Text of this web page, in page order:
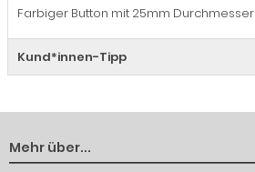
Farbiger Button mit 25mm Durchmesser
Kund*innen-Tipp
Mehr über...